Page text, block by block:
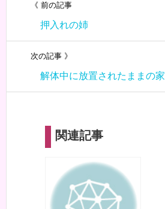
《 前の記事
押入れの姉
次の記事 》
解体中に放置されたままの家
関連記事